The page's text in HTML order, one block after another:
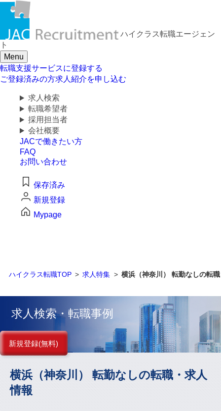
求人検索・転職事例
はじめに、あなたが活かしたい
「ご経験業種」
お選びください
サービス(人材・ホテル・旅行・教育）
商社
流通（EC・運輸・小売）
マスコミ（広告・制作）
建設・不動産
WEB（デジタル・メディア・ゲーム）
電気・電機
コンピュータハード・周辺機器
半導体
機械・装置
ハイクラス転職エージェン
ト
Menu
転職支援サービスに登録する
ご登録済みの方求人紹介を申し込む
求人検索
転職希望者
採用担当者
会社概要
JACで働きたい方
FAQ
お問い合わせ
保存済み
新規登録
Mypage
ハイクラス転職TOP 求人特集 横浜（神奈川） 転勤なしの転
求人検索・転職事例
新規登録(無料)
横浜（神奈川） 転勤なしの転職・求人
情報